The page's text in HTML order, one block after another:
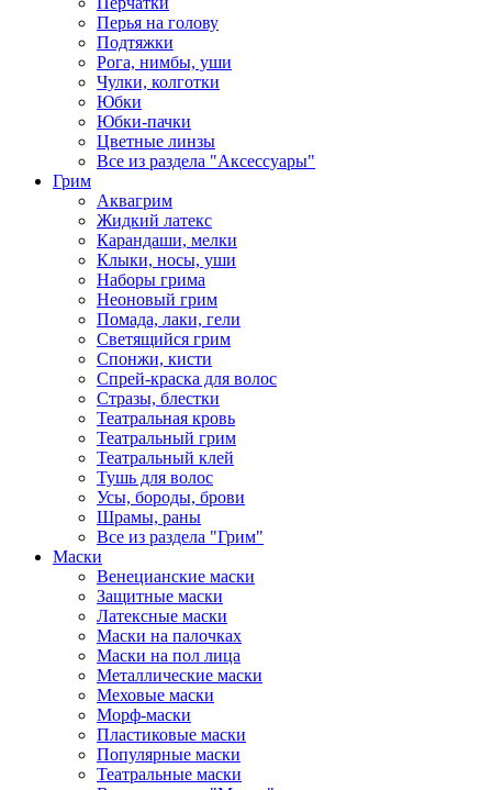
Перья на голову
Подтяжки
Рога, нимбы, уши
Чулки, колготки
Юбки
Юбки-пачки
Цветные линзы
Все из раздела "Аксессуары"
Грим
Аквагрим
Жидкий латекс
Карандаши, мелки
Клыки, носы, уши
Наборы грима
Неоновый грим
Помада, лаки, гели
Светящийся грим
Спонжи, кисти
Спрей-краска для волос
Стразы, блестки
Театральная кровь
Театральный грим
Театральный клей
Тушь для волос
Усы, бороды, брови
Шрамы, раны
Все из раздела "Грим"
Маски
Венецианские маски
Защитные маски
Латексные маски
Маски на палочках
Маски на пол лица
Металлические маски
Меховые маски
Морф-маски
Пластиковые маски
Популярные маски
Театральные маски